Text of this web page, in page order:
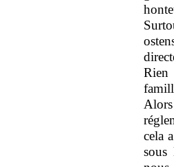
Rien
cela
sous